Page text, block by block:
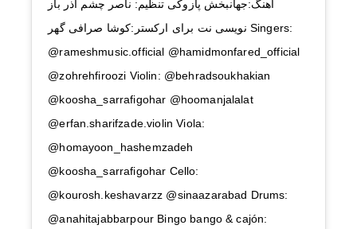
آهنگ:جهانبخش پازوکی تنظیم: ناصر چشم آذر باز
نویسی نت برای ارکستر:کوشا صرافی گهر Singers:
@rameshmusic.official @hamidmonfared_official
@zohrehfiroozi Violin: @behradsoukhakian
@koosha_sarrafigohar @hoomanjalalat
@erfan.sharifzade.violin Viola:
@homayoon_hashemzadeh
@koosha_sarrafigohar Cello:
@kourosh.keshavarzz @sinaazarabad Drums:
@anahitajabbarpour Bingo bango & cajón: